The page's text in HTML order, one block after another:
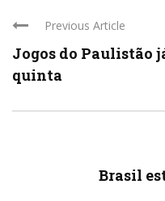
Previous Article
Jogos do Paulistão
quinta
Brasil